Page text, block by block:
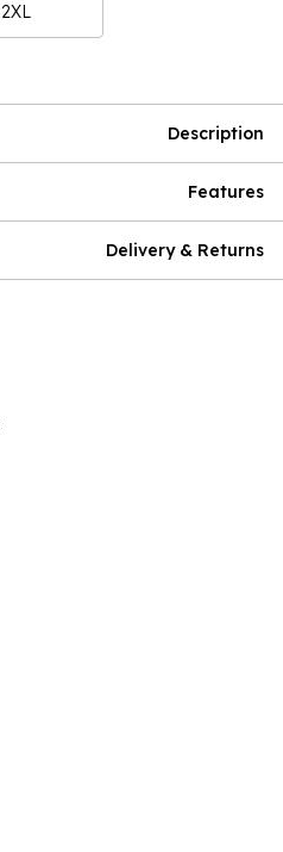
2XL
Description
Features
Delivery & Returns